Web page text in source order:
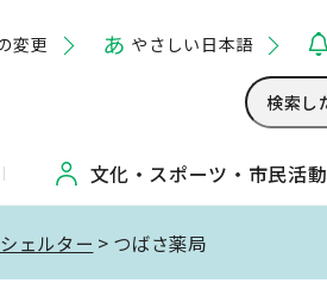
変更 やさしい日本語
文化・ スポーツ・ 市民活動
ェルター > つばさ薬局